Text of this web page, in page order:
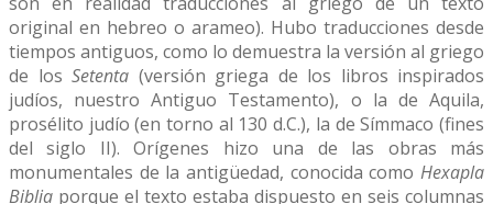
original en hebreo o arameo). Hubo traducciones desde
tiempos antiguos, como lo demuestra la versión al griego
de los Setenta (versión griega de los libros inspirados
judíos, nuestro Antiguo Testamento), o la de Aquila,
prosélito judío (en torno al 130 d.C.), la de Símmaco (fines
del siglo II). Orígenes hizo una de las obras más
monumentales de la antigüedad, conocida como Hexapla
Biblia porque el texto estaba dispuesto en seis columnas